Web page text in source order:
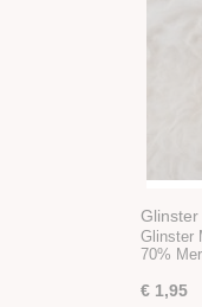
Glinster
70%
€ 1,95